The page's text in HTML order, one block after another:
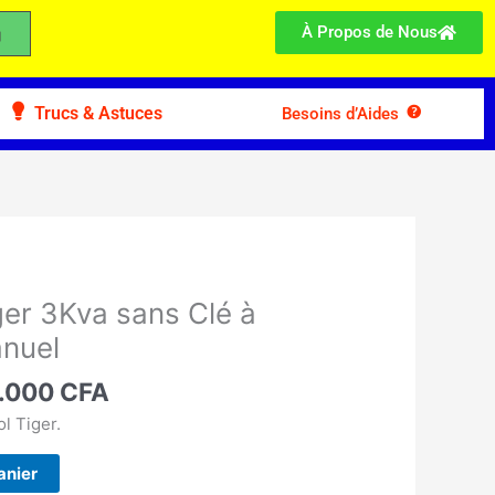
À Propos de Nous
Trucs & Astuces Besoins d’Aides
3Kva sans Clé à
:
CFA.
CFA
prix
actuel
Tiger.